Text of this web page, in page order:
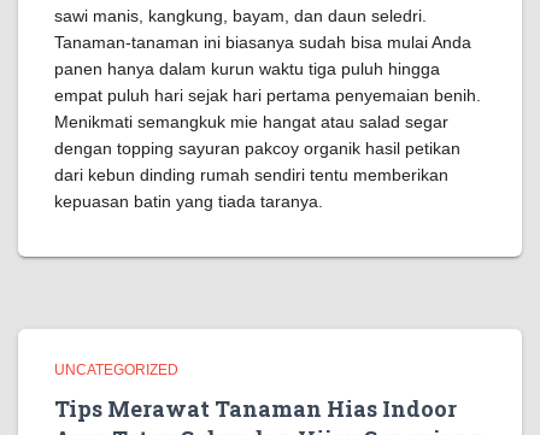
sawi manis, kangkung, bayam, dan daun seledri.
Tanaman-tanaman ini biasanya sudah bisa mulai Anda
panen hanya dalam kurun waktu tiga puluh hingga
empat puluh hari sejak hari pertama penyemaian benih.
Menikmati semangkuk mie hangat atau salad segar
dengan topping sayuran pakcoy organik hasil petikan
dari kebun dinding rumah sendiri tentu memberikan
kepuasan batin yang tiada taranya.
UNCATEGORIZED
Tips Merawat Tanaman Hias Indoor